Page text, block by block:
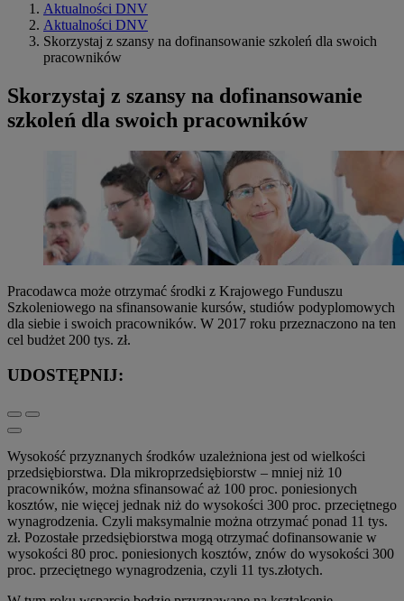
Aktualności DNV
Aktualności DNV
Skorzystaj z szansy na dofinansowanie szkoleń dla swoich
pracowników
Skorzystaj z szansy na dofinansowanie
szkoleń dla swoich pracowników
Pracodawca może otrzymać środki z Krajowego Funduszu
Szkoleniowego na sfinansowanie kursów, studiów podyplomowych
dla siebie i swoich pracowników. W 2017 roku przeznaczono na ten
cel budżet 200 tys. zł.
UDOSTĘPNIJ:
Wysokość przyznanych środków uzależniona jest od wielkości
przedsiębiorstwa. Dla mikroprzedsiębiorstw – mniej niż 10
pracowników, można sfinansować aż 100 proc. poniesionych
kosztów, nie więcej jednak niż do wysokości 300 proc. przeciętnego
wynagrodzenia. Czyli maksymalnie można otrzymać ponad 11 tys.
zł. Pozostałe przedsiębiorstwa mogą otrzymać dofinansowanie w
wysokości 80 proc. poniesionych kosztów, znów do wysokości 300
proc. przeciętnego wynagrodzenia, czyli 11 tys.złotych.